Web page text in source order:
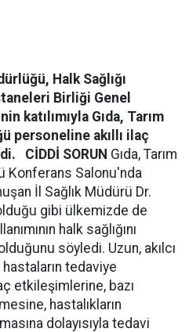
Halk Sağlığı
Birliği Genel
katılımıyla Gıda, Tarım
personeline akıllı ilaç
CİDDİ SORUN Gıda, Tarım
Konferans Salonu'nda
İl Sağlık Müdürü Dr.
gibi ülkemizde de
halk sağlığını
söyledi. Uzun, akılcı
hastaların tedaviye
etkileşimlerine, bazı
hastalıkların
dolayısıyla tedavi